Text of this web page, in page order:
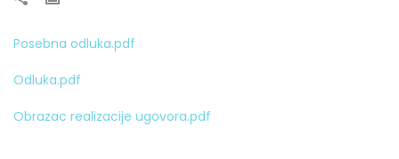
Posebna odluka.pdf
Odluka.pdf
Obrazac realizacije ugovora.pdf